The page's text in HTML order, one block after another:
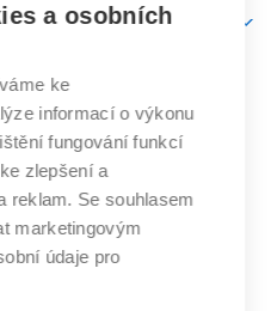
učení
technické
a osobních
ke
informací o výkonu
fungování funkcí
zlepšení a
reklam. Se souhlasem
marketingovým
údaje pro